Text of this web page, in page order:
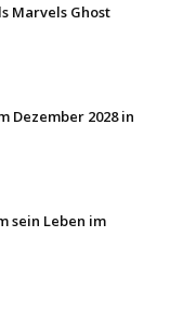
Marvels Ghost
Dezember 2028 in
sein Leben im